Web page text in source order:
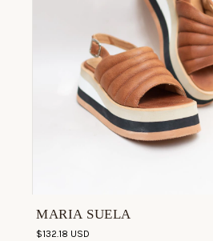
MARIA SUELA
$132.18 USD